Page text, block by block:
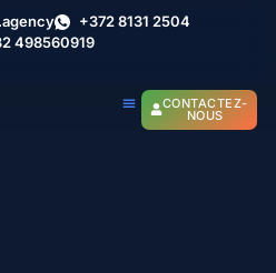
+372 8131 2504
498560919
CONTACTEZ-
NOUS